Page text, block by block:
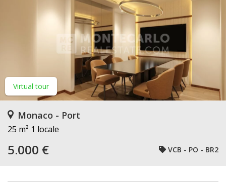
Virtual tour
Monaco - Port
25 m² 1 locale
5.000 € VCB - PO - BR2